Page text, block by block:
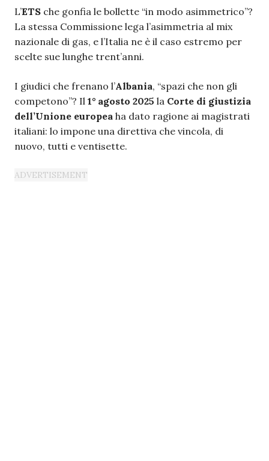
L’ETS che gonfia le bollette “in modo asimmetrico”?
La stessa Commissione lega l’asimmetria al mix
nazionale di gas, e l’Italia ne è il caso estremo per
scelte sue lunghe trent’anni.
I giudici che frenano l’Albania, “spazi che non gli
competono”? Il 1° agosto 2025 la Corte di giustizia
dell’Unione europea ha dato ragione ai magistrati
italiani: lo impone una direttiva che vincola, di
nuovo, tutti e ventisette.